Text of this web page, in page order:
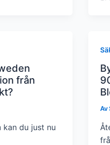
från
kan du just nu
Av